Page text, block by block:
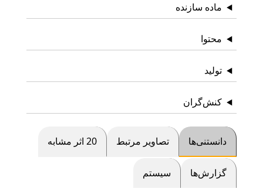
ماده سازنده
محتوا
تولید
کنش‌گران
دانستنی‌ها تصاویر مرتبط 20 اثر مشابه
گزارش‌ها سیستم